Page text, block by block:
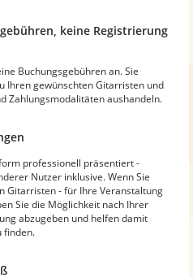
keine Registrierung
Buchungsgebühren an. Sie
Ihren gewünschten Gitarristen und
Zahlungsmodalitäten aushandeln.
professionell präsentiert -
Nutzer inklusive. Wenn Sie
Gitarristen - für Ihre Veranstaltung
Sie die Möglichkeit nach Ihrer
abzugeben und helfen damit
finden.